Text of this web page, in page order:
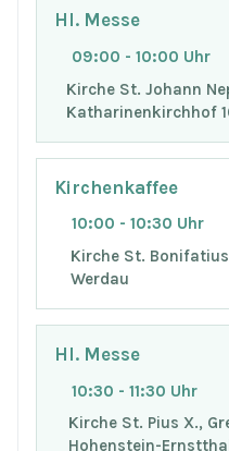
Hl. Messe
09:00 - 10:00 Uhr
Kirche St. Johann
Katharinenkirchhof
Kirchenkaffee
10:00 - 10:30 Uhr
Kirche St.
Werdau
Hl. Messe
10:30 - 11:30 Uhr
Kirche St. Pius X.,
Hohenstein-Ernstthal